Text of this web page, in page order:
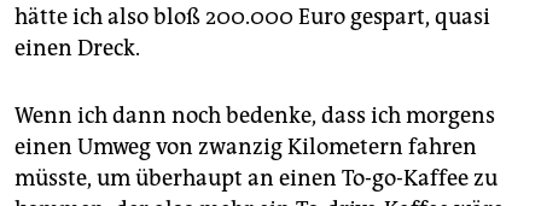
hätte ich also bloß 200.000 Euro gespart, quasi
einen Dreck.
Wenn ich dann noch bedenke, dass ich morgens
einen Umweg von zwanzig Kilometern fahren
müsste, um überhaupt an einen To-go-Kaffee zu